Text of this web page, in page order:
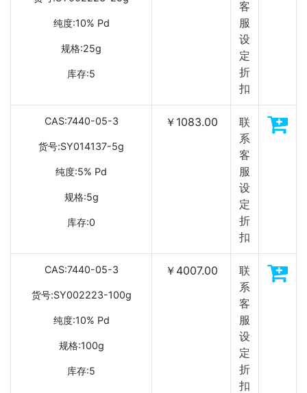
纯度:10% Pd
规格:25g
库存:5
客
服
设
定
折
扣
CAS:7440-05-3
货号:SY014137-5g
纯度:5% Pd
规格:5g
库存:0
￥1083.00
联
系
客
服
设
定
折
扣
CAS:7440-05-3
货号:SY002223-100g
纯度:10% Pd
规格:100g
库存:5
￥4007.00
联
系
客
服
设
定
折
扣